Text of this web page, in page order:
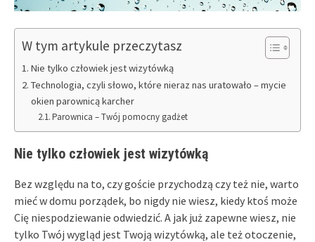
W tym artykule przeczytasz
Nie tylko człowiek jest wizytówką
Technologia, czyli słowo, które nieraz nas uratowało – mycie
okien parownicą karcher
Parownica – Twój pomocny gadżet
Nie tylko człowiek jest wizytówką
Bez względu na to, czy goście przychodzą czy też nie, warto
mieć w domu porządek, bo nigdy nie wiesz, kiedy ktoś może
Cię niespodziewanie odwiedzić. A jak już zapewne wiesz, nie
tylko Twój wygląd jest Twoją wizytówką, ale też otoczenie,